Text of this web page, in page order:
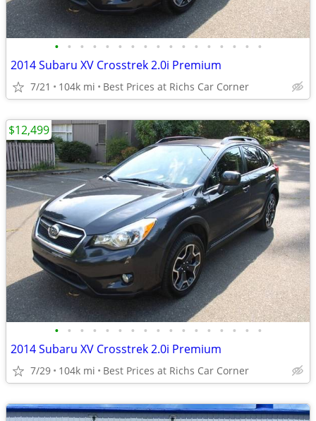
• • • • • • • • • • • • • • • • •
2014 Subaru XV Crosstrek 2.0i Premium
7/21 104k mi Best Prices at Richs Car Corner
• • • • • • • • • • • • • • • • •
2014 Subaru XV Crosstrek 2.0i Premium
7/29 104k mi Best Prices at Richs Car Corner
$12,499